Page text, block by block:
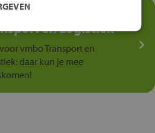
talent in de
en Logistiek
vmbo Transport en
daar kun je mee